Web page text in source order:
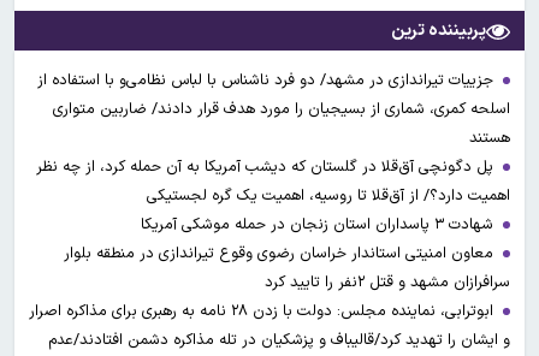
پربیننده ترین
جزییات تیراندازی در مشهد/ دو فرد ناشناس با لباس نظامی‌و با استفاده از
اسلحه کمری، شماری از بسیجیان را مورد هدف قرار دادند/ ضاربین متواری
هستند
پل دگونچی آق‌قلا در گلستان که دیشب آمریکا به آن حمله کرد، از چه نظر
اهمیت دارد؟/ از آق‌قلا تا روسیه، اهمیت یک گره لجستیکی
شهادت ۳ ‌پاسداران استان زنجان در حمله موشکی آمریکا
معاون امنیتی استاندار خراسان رضوی وقوع تیراندازی در منطقه بلوار
سرافرازان مشهد و قتل ۲نفر را تایید کرد
ابوترابی، نماینده مجلس: دولت با زدن ۲۸ نامه به رهبری برای مذاکره اصرار
و ایشان را تهدید کرد/قالیباف و پزشکیان در تله مذاکره دشمن افتادند/عدم